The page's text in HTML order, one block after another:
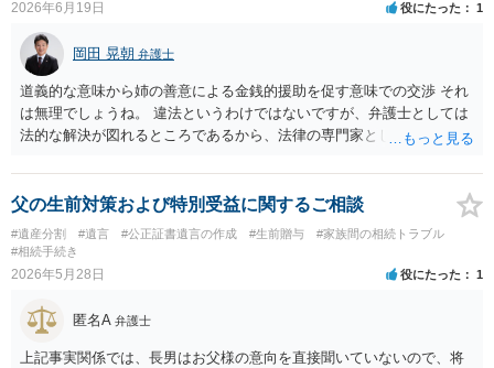
2026年6月19日 役にたった 1
岡田 晃朝 弁護士
道義的な意味から姉の善意による金銭的援助を促す意味での交渉 それ
は無理でしょうね。 違法というわけではないですが、弁護士としては
法的な解決が図れるところであるから、法律の専門家として介入する
父の生前対策および特別受益に関するご相談
#遺産分割 #遺言 #公正証書遺言の作成 #生前贈与
#家族間の相続トラブル
#相続手続き
2026年5月28日 役にたった 1
匿名A 弁護士
上記事実関係では、長男はお父様の意向を直接聞いていないので、将